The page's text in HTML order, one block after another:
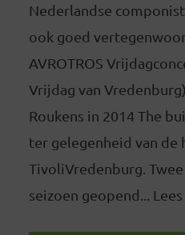
Nederlandse
ook goed
AVROTROS
Vrijdag van
Roukens in 2014 The
ter gelegenheid van de
TivoliVredenburg.
seizoen geopend...